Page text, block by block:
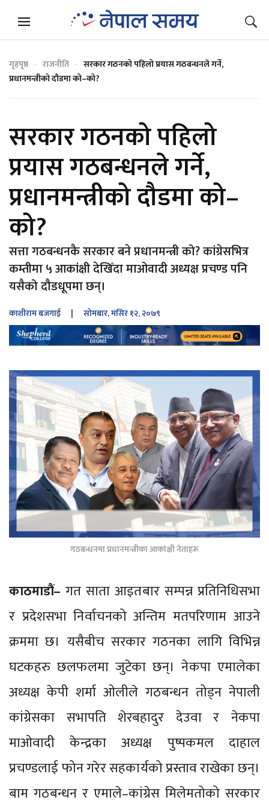
गृहपृष्ठ राजनीति
सरकार गठनको पहिलो प्रयास गठबन्धनले गर्ने,
प्रधानमन्त्रीको दौडमा को–को?
सरकार गठनको पहिलो
प्रयास गठबन्धनले गर्ने,
प्रधानमन्त्रीको दौडमा को–
को?
सत्ता गठबन्धनकै सरकार बने प्रधानमन्त्री को? कांग्रेसभित्र
कम्तीमा ५ आकांक्षी देखिँदा माओवादी अध्यक्ष प्रचण्ड पनि
यसैको दौडधूपमा छन्।
काशीराम बजगाई | सोमबार, मंसिर १२, २०७९
गठबन्धनमा प्रधानमन्त्रीका आकांक्षी नेताहरू
काठमाडौं– गत साता आइतबार सम्पन्न प्रतिनिधिसभा
र प्रदेशसभा निर्वाचनको अन्तिम मतपरिणाम आउने
क्रममा छ। यसैबीच सरकार गठनका लागि विभिन्न
घटकहरु छलफलमा जुटेका छन्। नेकपा एमालेका
अध्यक्ष केपी शर्मा ओलीले गठबन्धन तोड्न नेपाली
कांग्रेसका सभापति शेरबहादुर देउवा र नेकपा
माओवादी केन्द्रका अध्यक्ष पुष्पकमल दाहाल
प्रचण्डलाई फोन गरेर सहकार्यको प्रस्ताव राखेका छन्।
बाम गठबन्धन र एमाले–कांग्रेस मिलेमतोको सरकार